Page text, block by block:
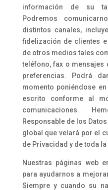
información de su
Podremos
distintos canales,
fidelización de clientes
de otros medios tales
teléfono, fax o mensajes
preferencias. Podrá
momento poniéndose
escrito conforme al
comunicaciones.
Responsable de los
global que velará por el
de Privacidad y de toda
Nuestras páginas web
para ayudarnos a
Siempre y cuando su